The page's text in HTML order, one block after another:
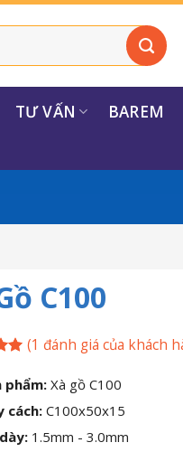
TƯ VẤN BAREM
C100
(1 đánh giá của khách
phẩm:Xà gồ C100
cách:C100x50x15
1.5mm - 3.0mm